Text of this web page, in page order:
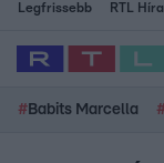
Legfrissebb RTL
# Babits Marcella